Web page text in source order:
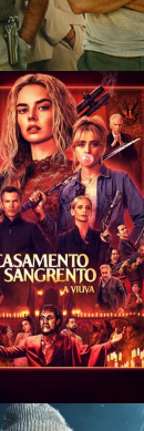
Sangrento: A
(2026) WEB-
4K Dual